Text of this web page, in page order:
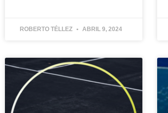
ROBERTO TÉLLEZ ABRIL 9, 2024